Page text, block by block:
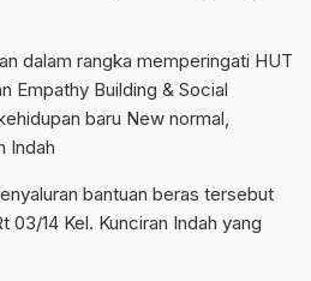
dalam rangka memperingati HUT
Empathy Building & Social
baru New normal,
Indah
bantuan beras tersebut
03/14 Kel. Kunciran Indah yang